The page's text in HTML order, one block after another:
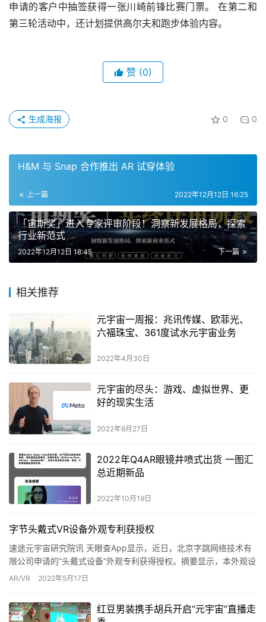
申请的客户中抽签获得一张川崎前锋比赛门票。 在第二和
第三轮活动中，还计划提供高尔夫和跑步体验内容。
赞 (0)
0 0
生成海报
H&M 与 Snap 合作推出 AR 试穿体验
上一篇 2022年12月12日 16:25
「宙斯奖」进入专家评审阶段！洞察新发展格局，探索
行业新范式
下一篇
2022年12月12日 18:45
相关推荐
元宇宙一周报：兆讯传媒、欧菲光、
六福珠宝、361度试水元宇宙业务
2022年4月30日
元宇宙的尽头：游戏、虚拟世界、更
好的现实生活
2022年9月27日
2022年Q4AR眼镜井喷式出货 一图汇
总近期新品
2022年10月19日
字节头戴式VR设备外观专利获授权
速途元宇宙研究院讯 天眼查App显示，近日，北京字跳网络技术有
限公司申请的“头戴式设备”外观专利获得授权。摘要显示，本外观设
计产品作为头戴式虚拟现实设备，设计要点在于形状。
AR/VR 2022年5月17日
红豆男装携手胡兵开启“元宇宙”直播走